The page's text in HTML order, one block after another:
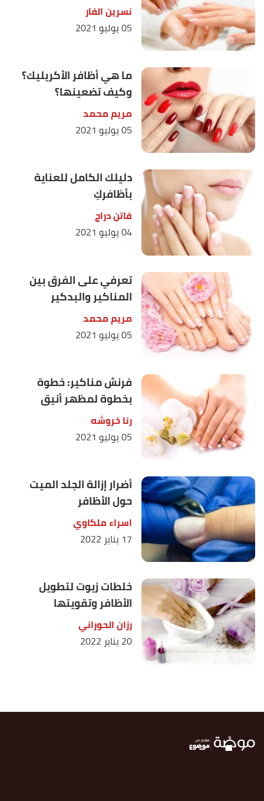
نسرين الفار
05 يوليو 2021
ما هي أظافر الأكريليك؟
وكيف تضعينها؟
مريم محمد
05 يوليو 2021
دليلك الكامل للعناية
بأظافركِ
فاتن دراج
04 يوليو 2021
تعرفي على الفرق بين
المناكير والبدكير
مريم محمد
05 يوليو 2021
فرنش مناكير: خطوة
بخطوة لمظهر أنيق
رنا خروشه
05 يوليو 2021
أضرار إزالة الجلد الميت
حول الأظافر
اسراء ملكاوي
17 يناير 2022
خلطات زيوت لتطويل
الأظافر وتقويتها
رزان الحوراني
20 يناير 2022